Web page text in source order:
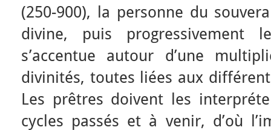
(250-900), la personne du
divine, puis progressivement
s’accentue autour d’une
divinités, toutes liées aux
Les prêtres doivent les
cycles passés et à venir, d’où